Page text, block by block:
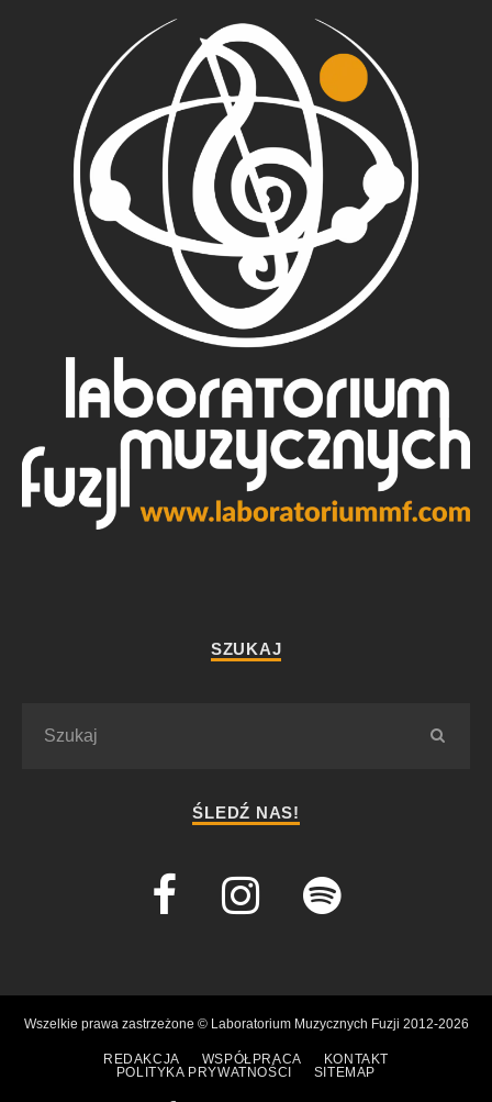
SZUKAJ
ŚLEDŹ NAS!
Wszelkie prawa zastrzeżone © Laboratorium Muzycznych Fuzji 2012-2026
REDAKCJA WSPÓŁPRACA
KONTAKT
POLITYKA PRYWATNOŚCI
SITEMAP